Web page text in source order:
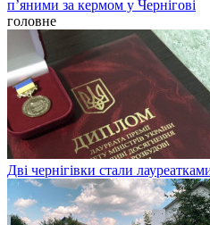
п’яними за кермом у Чернігові
головне
Дві чернігівки стали